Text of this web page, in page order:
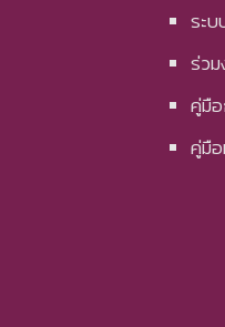
ระ
ร่วม
คู่มื
คู่มื